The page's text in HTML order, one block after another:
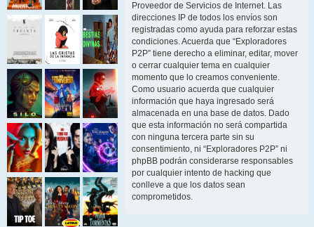
Proveedor de Servicios de Internet. Las
direcciones IP de todos los envíos son
registradas como ayuda para reforzar estas
condiciones. Acuerda que “Exploradores
P2P” tiene derecho a eliminar, editar, mover
o cerrar cualquier tema en cualquier
momento que lo creamos conveniente.
Como usuario acuerda que cualquier
información que haya ingresado será
almacenada en una base de datos. Dado
que esta información no será compartida
con ninguna tercera parte sin su
consentimiento, ni “Exploradores P2P” ni
phpBB podrán considerarse responsables
por cualquier intento de hacking que
conlleve a que los datos sean
comprometidos.